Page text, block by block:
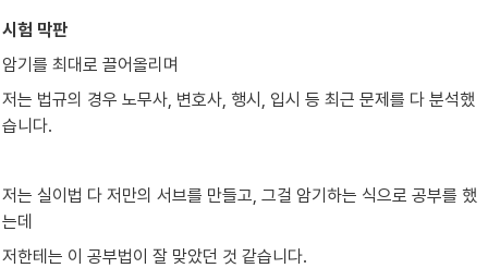
시험 막판
암기를 최대로 끌어올리며
저는 법규의 경우 노무사, 변호사, 행시, 입시 등 최근 문제를 다 분석했
습니다.
저는 실이법 다 저만의 서브를 만들고, 그걸 암기하는 식으로 공부를 했
는데
저한테는 이 공부법이 잘 맞았던 것 같습니다.